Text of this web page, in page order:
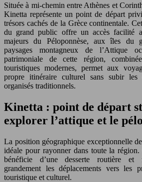
Située à mi-chemin entre Athènes et
Kinetta représente un point de départ
trésors cachés de la Grèce continentale.
du grand public offre un accès facilité
majeurs du Péloponnèse, aux îles du
paysages montagneux de l’Attique
patrimoniale de cette région,
touristiques modernes, permet aux
propre itinéraire culturel sans subir les
organisés traditionnels.
Kinetta : point de départ
explorer l’attique et le
La position géographique exceptionnelle
idéale pour rayonner dans toute la
bénéficie d’une desserte routière
grandement les déplacements vers les
touristique et culturel.